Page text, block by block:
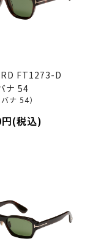
FT1273-D
ナ 54
ナ 54）
(税込)